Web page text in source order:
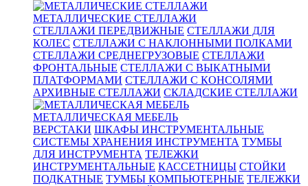
МЕТАЛЛИЧЕСКИЕ СТЕЛЛАЖИ
СТЕЛЛАЖИ ПЕРЕДВИЖНЫЕ СТЕЛЛАЖИ ДЛЯ
КОЛЕС СТЕЛЛАЖИ С НАКЛОННЫМИ ПОЛКАМИ
СТЕЛЛАЖИ СРЕДНЕГРУЗОВЫЕ СТЕЛЛАЖИ
ФРОНТАЛЬНЫЕ СТЕЛЛАЖИ С ВЫКАТНЫМИ
ПЛАТФОРМАМИ СТЕЛЛАЖИ С КОНСОЛЯМИ
АРХИВНЫЕ СТЕЛЛАЖИ СКЛАДСКИЕ СТЕЛЛАЖИ
МЕТАЛЛИЧЕСКАЯ МЕБЕЛЬ
ВЕРСТАКИ ШКАФЫ ИНСТРУМЕНТАЛЬНЫЕ
СИСТЕМЫ ХРАНЕНИЯ ИНСТРУМЕНТА ТУМБЫ
ДЛЯ ИНСТРУМЕНТА ТЕЛЕЖКИ
ИНСТРУМЕНТАЛЬНЫЕ КАССЕТНИЦЫ СТОЙКИ
ПОДКАТНЫЕ ТУМБЫ КОМПЬЮТЕРНЫЕ ТЕЛЕЖКИ